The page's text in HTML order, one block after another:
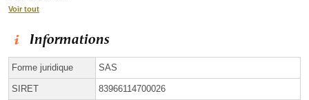
Voir tout
Informations
Forme juridique SAS
SIRET 83966114700026